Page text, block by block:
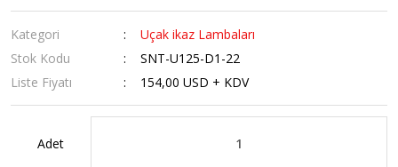
Kategori
Uçak ikaz Lambaları
Stok Kodu
SNT-U125-D1-22
Liste Fiyatı
154,00 USD + KDV
Adet